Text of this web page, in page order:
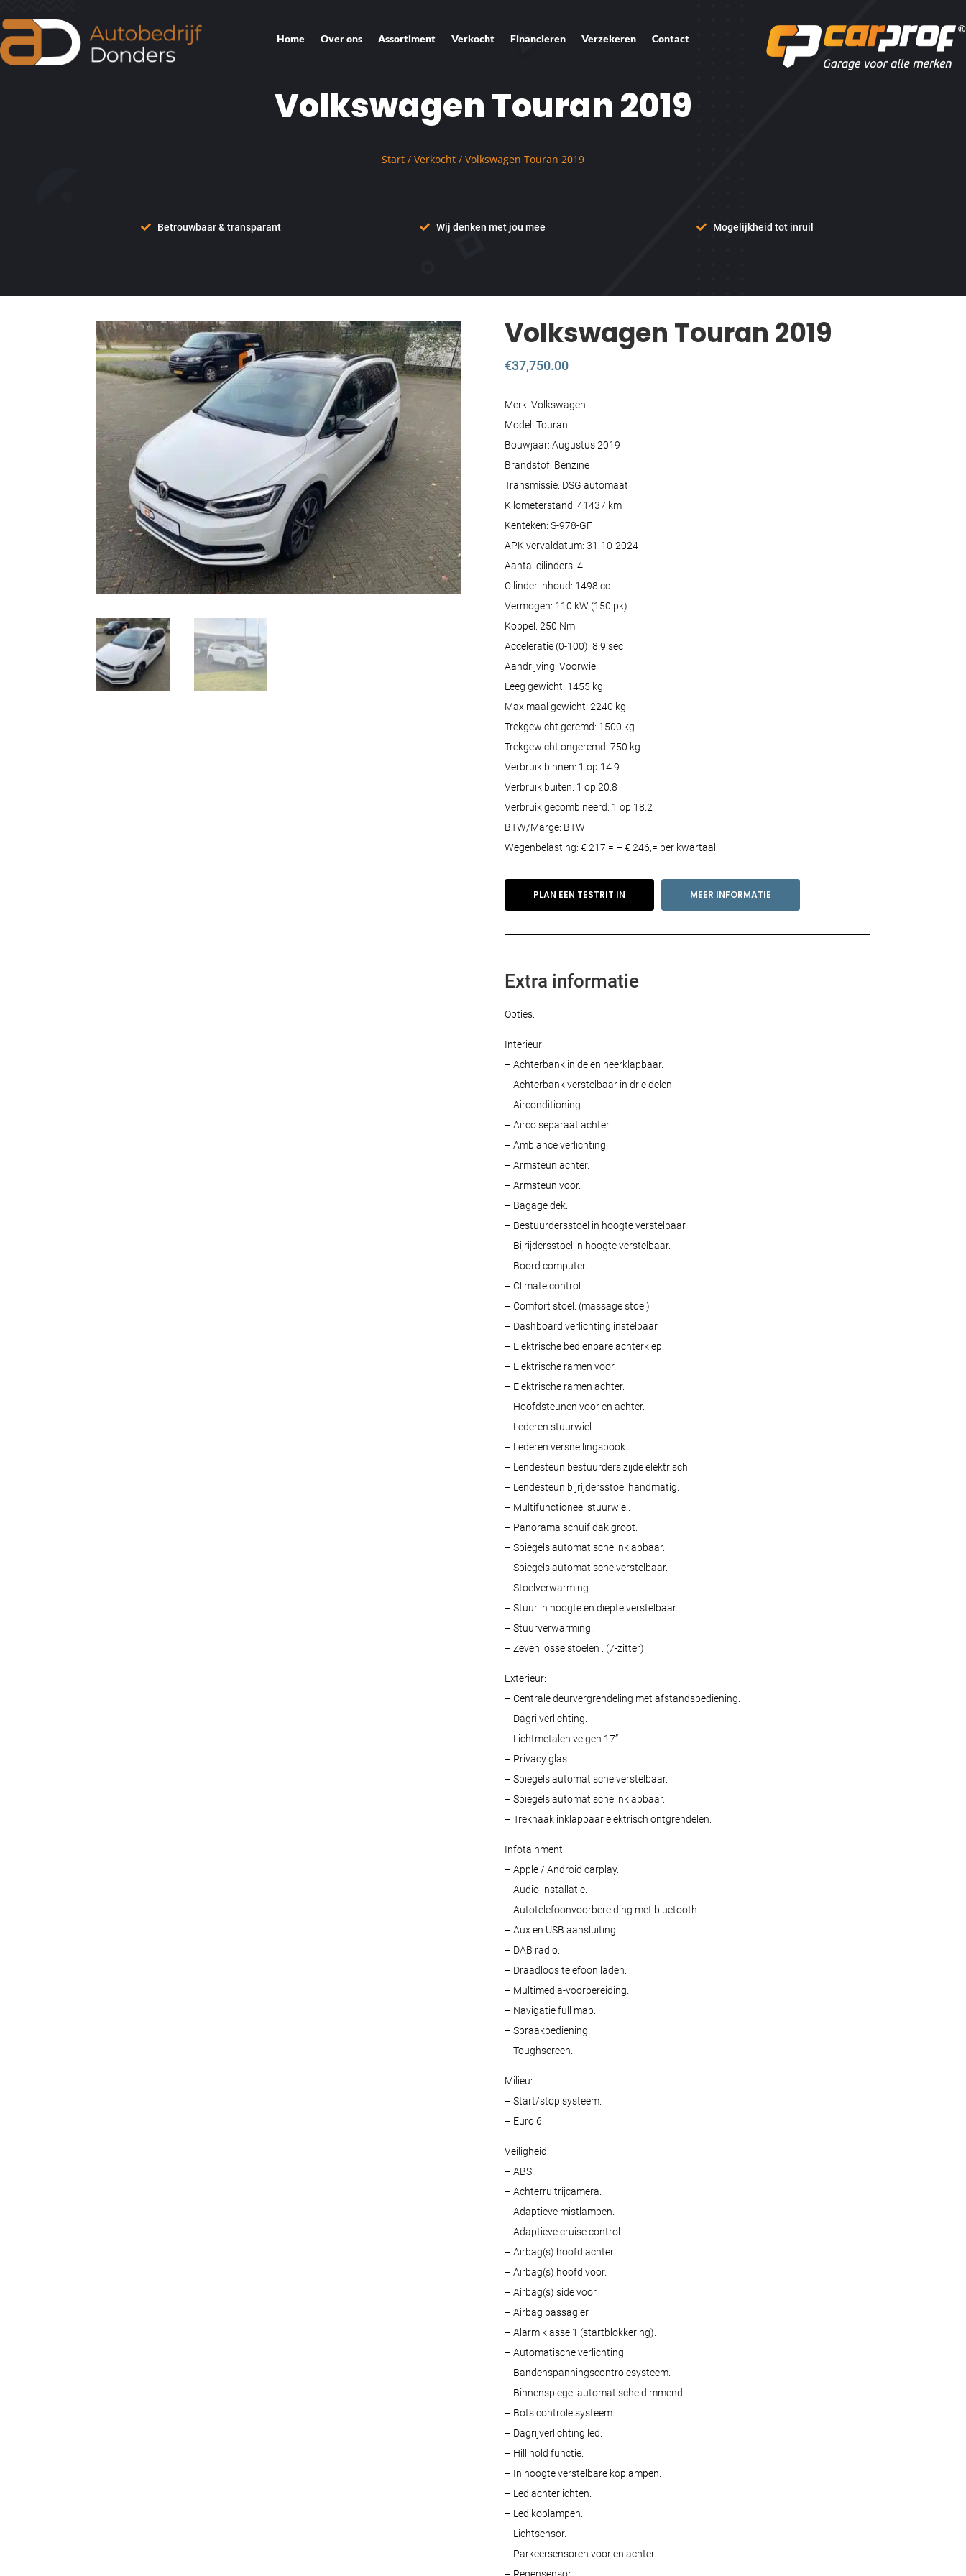
Home Over ons Assortiment Verkocht Financieren Verzekeren Contact
Volkswagen Touran 2019
Start / Verkocht / Volkswagen Touran 2019
Betrouwbaar & transparant Wij denken met jou mee Mogelijkheid tot inruil
Volkswagen Touran 2019
€37,750.00
Merk: Volkswagen
Model: Touran.
Bouwjaar: Augustus 2019
Brandstof: Benzine
Transmissie: DSG automaat
Kilometerstand: 41437 km
Kenteken: S-978-GF
APK vervaldatum: 31-10-2024
Aantal cilinders: 4
Cilinder inhoud: 1498 cc
Vermogen: 110 kW (150 pk)
Koppel: 250 Nm
Acceleratie (0-100): 8.9 sec
Aandrijving: Voorwiel
Leeg gewicht: 1455 kg
Maximaal gewicht: 2240 kg
Trekgewicht geremd: 1500 kg
Trekgewicht ongeremd: 750 kg
Verbruik binnen: 1 op 14.9
Verbruik buiten: 1 op 20.8
Verbruik gecombineerd: 1 op 18.2
BTW/Marge: BTW
Wegenbelasting: € 217,= – € 246,= per kwartaal
PLAN EEN TESTRIT IN MEER INFORMATIE
Extra informatie
Opties:
Interieur:
– Achterbank in delen neerklapbaar.
– Achterbank verstelbaar in drie delen.
– Airconditioning.
– Airco separaat achter.
– Ambiance verlichting.
– Armsteun achter.
– Armsteun voor.
– Bagage dek.
– Bestuurdersstoel in hoogte verstelbaar.
– Bijrijdersstoel in hoogte verstelbaar.
– Boord computer.
– Climate control.
– Comfort stoel. (massage stoel)
– Dashboard verlichting instelbaar.
– Elektrische bedienbare achterklep.
– Elektrische ramen voor.
– Elektrische ramen achter.
– Hoofdsteunen voor en achter.
– Lederen stuurwiel.
– Lederen versnellingspook.
– Lendesteun bestuurders zijde elektrisch.
– Lendesteun bijrijdersstoel handmatig.
– Multifunctioneel stuurwiel.
– Panorama schuif dak groot.
– Spiegels automatische inklapbaar.
– Spiegels automatische verstelbaar.
– Stoelverwarming.
– Stuur in hoogte en diepte verstelbaar.
– Stuurverwarming.
– Zeven losse stoelen . (7-zitter)
Exterieur:
– Centrale deurvergrendeling met afstandsbediening.
– Dagrijverlichting.
– Lichtmetalen velgen 17”
– Privacy glas.
– Spiegels automatische verstelbaar.
– Spiegels automatische inklapbaar.
– Trekhaak inklapbaar elektrisch ontgrendelen.
Infotainment:
– Apple / Android carplay.
– Audio-installatie.
– Autotelefoonvoorbereiding met bluetooth.
– Aux en USB aansluiting.
– DAB radio.
– Draadloos telefoon laden.
– Multimedia-voorbereiding.
– Navigatie full map.
– Spraakbediening.
– Toughscreen.
Milieu:
– Start/stop systeem.
– Euro 6.
Veiligheid:
– ABS.
– Achterruitrijcamera.
– Adaptieve mistlampen.
– Adaptieve cruise control.
– Airbag(s) hoofd achter.
– Airbag(s) hoofd voor.
– Airbag(s) side voor.
– Airbag passagier.
– Alarm klasse 1 (startblokkering).
– Automatische verlichting.
– Bandenspanningscontrolesysteem.
– Binnenspiegel automatische dimmend.
– Bots controle systeem.
– Dagrijverlichting led.
– Hill hold functie.
– In hoogte verstelbare koplampen.
– Led achterlichten.
– Led koplampen.
– Lichtsensor.
– Parkeersensoren voor en achter.